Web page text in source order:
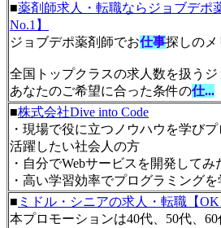
■薬剤師求人・転職ならジョブデポ
No.1】
ジョブデポ薬剤師でお仕事探しのメ
全国トップクラスの求人数を扱うジ
あなたのご希望に合った条件の仕...
■株式会社Dive into Code
・現場で役に立つノウハウを学び
活躍したい社会人の方
・自分でWebサービスを開発してみ
・高い学習効率でプログラミング
■ ミドル・シニアの求人・転職【OK
本プロモーションは40代、50代、